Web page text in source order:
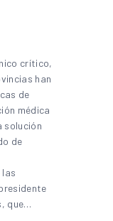
crítico,
han
de
médica
solución
de
que…